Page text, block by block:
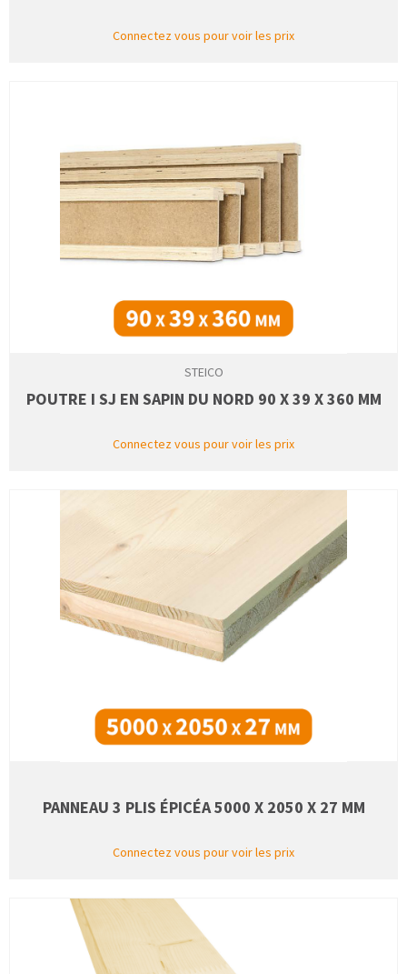
Connectez vous pour voir les prix
STEICO
POUTRE I SJ EN SAPIN DU NORD 90 X 39 X 360 MM
Connectez vous pour voir les prix
PANNEAU 3 PLIS ÉPICÉA 5000 X 2050 X 27 MM
Connectez vous pour voir les prix